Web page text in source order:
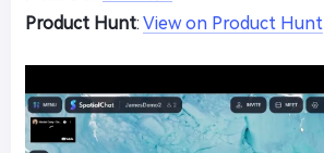
Product Hunt: View on Product Hunt